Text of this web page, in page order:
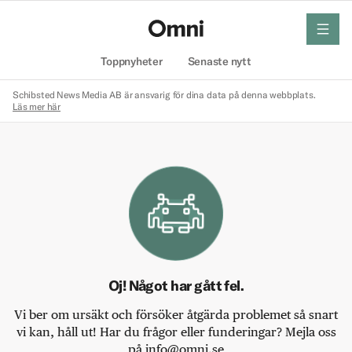
Toppnyheter Senaste nytt
meny
Schibsted News Media AB är ansvarig för dina data på denna webbplats.
Läs mer här
Oj! Något har gått fel.
Vi ber om ursäkt och försöker åtgärda problemet så snart
vi kan, håll ut! Har du frågor eller funderingar? Mejla oss